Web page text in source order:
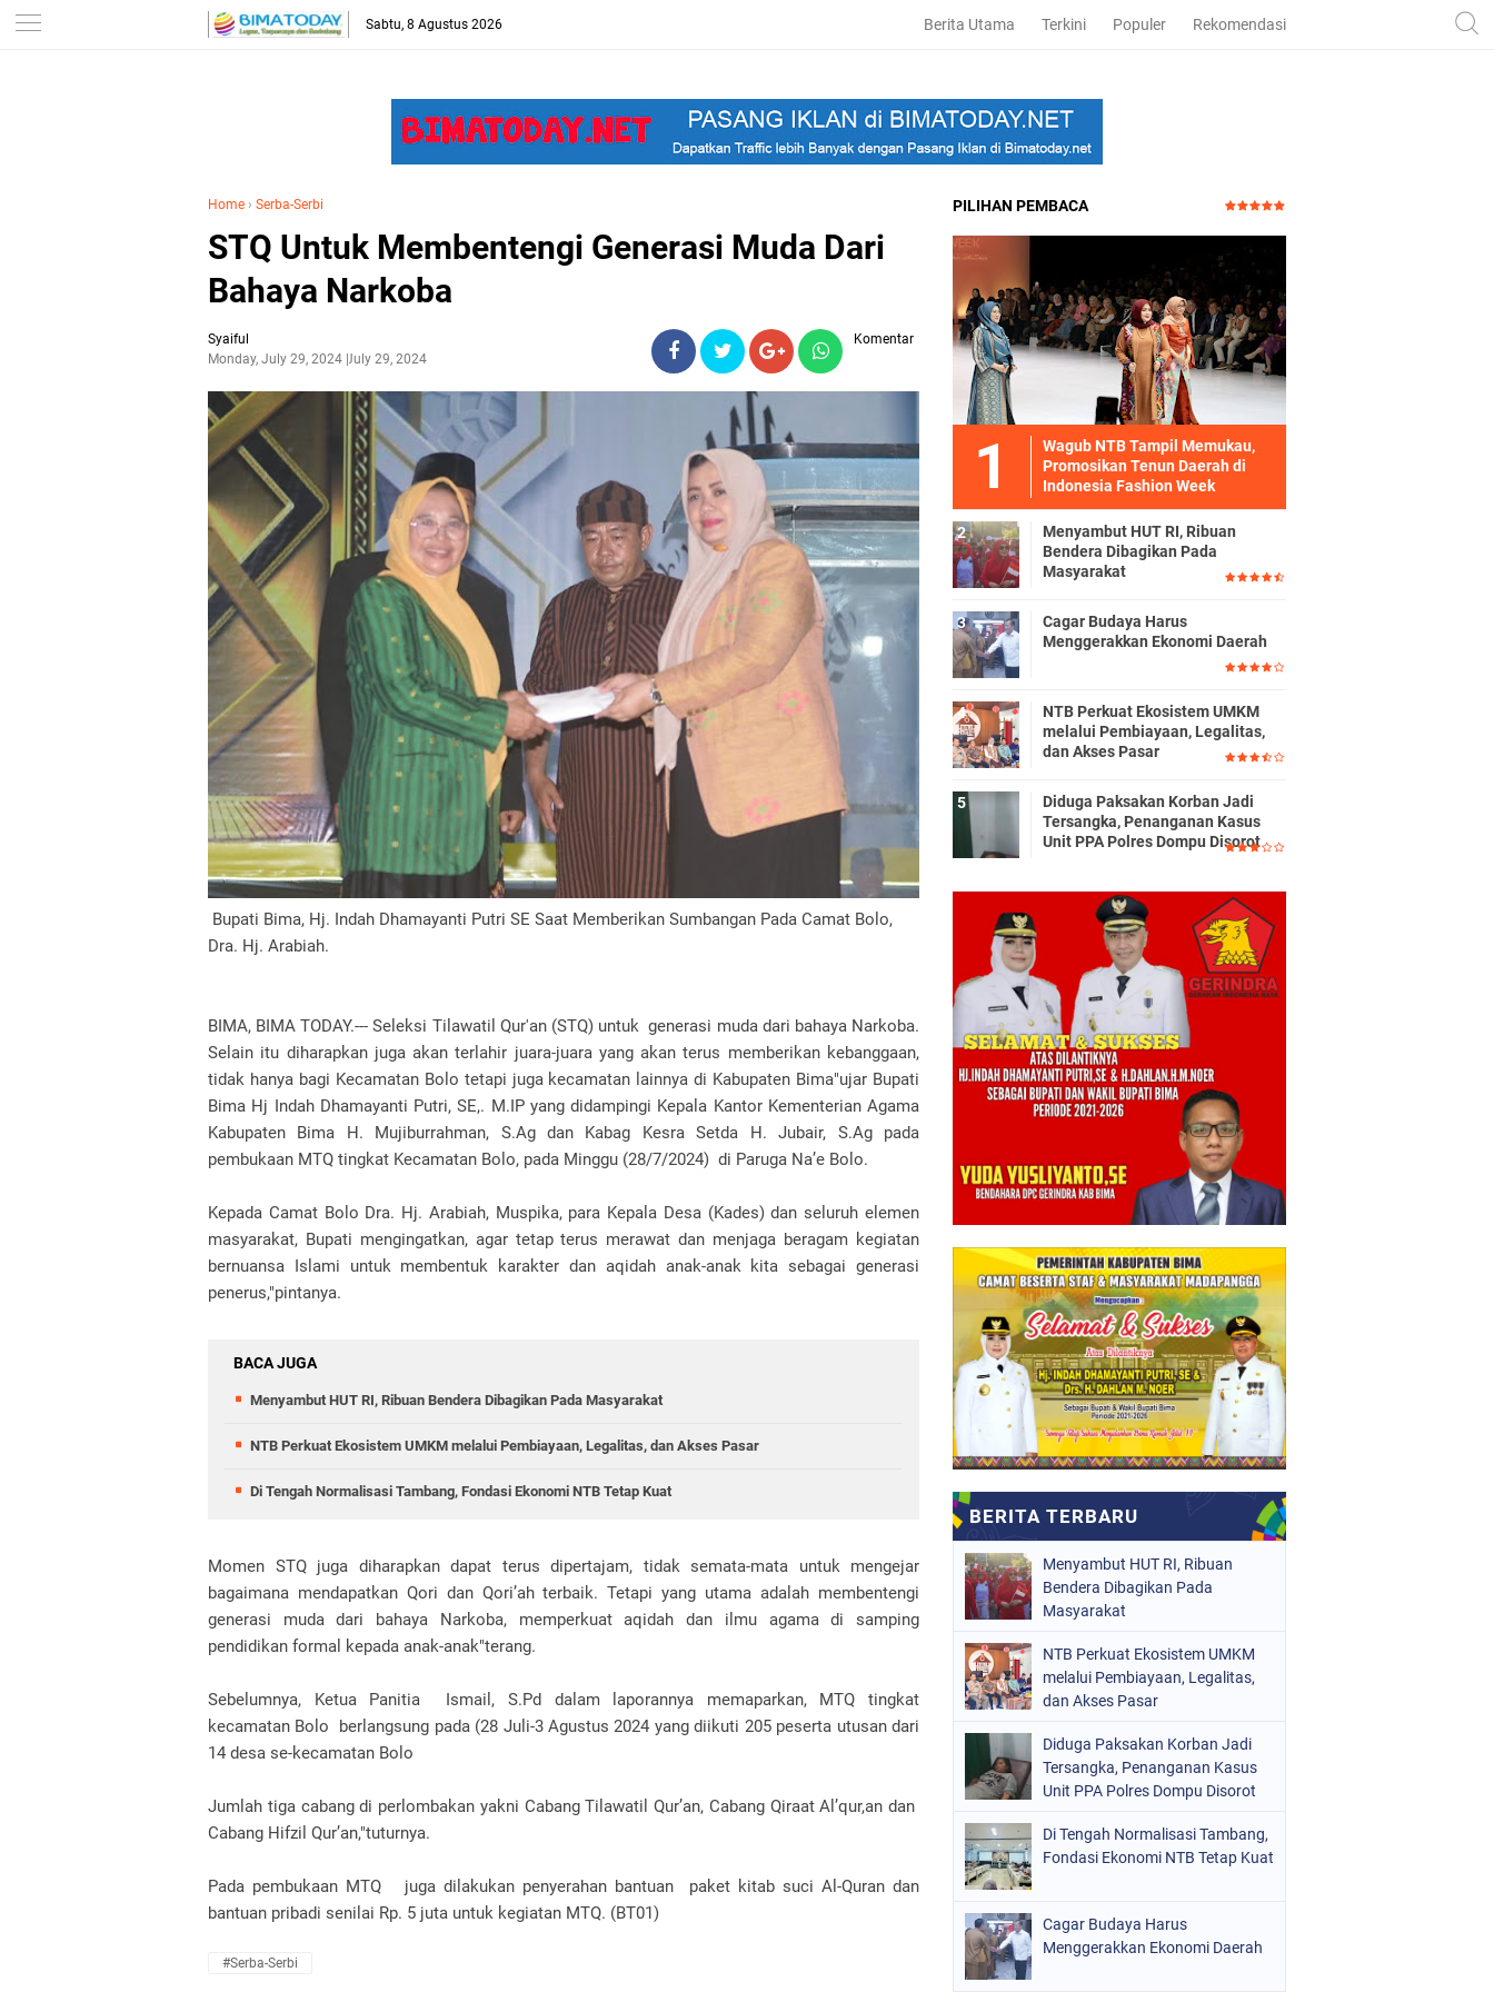
-->
Sabtu, 8 Agustus 2026 Berita Utama Terkini Populer Rekomendasi
Home › Serba-Serbi
STQ Untuk Membentengi Generasi Muda Dari
Bahaya Narkoba
Syaiful
Monday, July 29, 2024 July 29, 2024
Komentar
Bupati Bima, Hj. Indah Dhamayanti Putri SE Saat Memberikan Sumbangan Pada Camat Bolo,
Dra. Hj. Arabiah.
BIMA, BIMA TODAY.--- Seleksi Tilawatil Qur'an (STQ) untuk generasi muda dari bahaya Narkoba.
Selain itu diharapkan juga akan terlahir juara-juara yang akan terus memberikan kebanggaan,
tidak hanya bagi Kecamatan Bolo tetapi juga kecamatan lainnya di Kabupaten Bima"ujar Bupati
Bima Hj Indah Dhamayanti Putri, SE,. M.IP yang didampingi Kepala Kantor Kementerian Agama
Kabupaten Bima H. Mujiburrahman, S.Ag dan Kabag Kesra Setda H. Jubair, S.Ag pada
pembukaan MTQ tingkat Kecamatan Bolo, pada Minggu (28/7/2024) di Paruga Na’e Bolo.
Kepada Camat Bolo Dra. Hj. Arabiah, Muspika, para Kepala Desa (Kades) dan seluruh elemen
masyarakat, Bupati mengingatkan, agar tetap terus merawat dan menjaga beragam kegiatan
bernuansa Islami untuk membentuk karakter dan aqidah anak-anak kita sebagai generasi
penerus,"pintanya.
BACA JUGA
Menyambut HUT RI, Ribuan Bendera Dibagikan Pada Masyarakat
NTB Perkuat Ekosistem UMKM melalui Pembiayaan, Legalitas, dan Akses Pasar
Di Tengah Normalisasi Tambang, Fondasi Ekonomi NTB Tetap Kuat
Momen STQ juga diharapkan dapat terus dipertajam, tidak semata-mata untuk mengejar
bagaimana mendapatkan Qori dan Qori’ah terbaik. Tetapi yang utama adalah membentengi
generasi muda dari bahaya Narkoba, memperkuat aqidah dan ilmu agama di samping
pendidikan formal kepada anak-anak"terang.
Sebelumnya, Ketua Panitia Ismail, S.Pd dalam laporannya memaparkan, MTQ tingkat
kecamatan Bolo berlangsung pada (28 Juli-3 Agustus 2024 yang diikuti 205 peserta utusan dari
14 desa se-kecamatan Bolo
Jumlah tiga cabang di perlombakan yakni Cabang Tilawatil Qur’an, Cabang Qiraat Al’qur,an dan
Cabang Hifzil Qur’an,"tuturnya.
Pada pembukaan MTQ juga dilakukan penyerahan bantuan paket kitab suci Al-Quran dan
bantuan pribadi senilai Rp. 5 juta untuk kegiatan MTQ. (BT01)
#Serba-Serbi
PILIHAN PEMBACA
Wagub NTB Tampil Memukau,
Promosikan Tenun Daerah di
Indonesia Fashion Week
Menyambut HUT RI, Ribuan
Bendera Dibagikan Pada
Masyarakat
Cagar Budaya Harus
Menggerakkan Ekonomi Daerah
NTB Perkuat Ekosistem UMKM
melalui Pembiayaan, Legalitas,
dan Akses Pasar
Diduga Paksakan Korban Jadi
Tersangka, Penanganan Kasus
Unit PPA Polres Dompu Disorot
Menyambut HUT RI, Ribuan
Bendera Dibagikan Pada
Masyarakat
NTB Perkuat Ekosistem UMKM
melalui Pembiayaan, Legalitas,
dan Akses Pasar
Diduga Paksakan Korban Jadi
Tersangka, Penanganan Kasus
Unit PPA Polres Dompu Disorot
Di Tengah Normalisasi Tambang,
Fondasi Ekonomi NTB Tetap Kuat
Cagar Budaya Harus
Menggerakkan Ekonomi Daerah